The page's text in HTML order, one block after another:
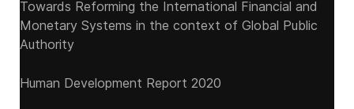
Towards Reforming the International Financial and
Monetary Systems in the context of Global Public
Authority
Human Development Report 2020